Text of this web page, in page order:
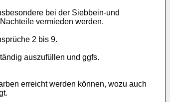
bei der Siebbein-und
vermieden werden.
2 bis 9.
auszufüllen und ggfs.
erreicht werden können, wozu auch